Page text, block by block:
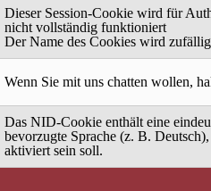
Dieser Session-Cookie wird für
nicht vollständig funktioniert
Der Name des Cookies wird
Wenn Sie mit uns chatten wollen,
Das NID-Cookie enthält eine
bevorzugte Sprache (z. B.
aktiviert sein soll.